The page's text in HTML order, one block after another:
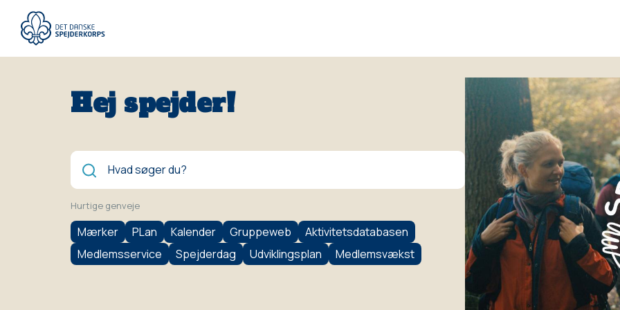
hovedindhold
Hej spejder!
Søg
Hurtige genveje
Mærker PLan Kalender Gruppeweb
Aktivitetsdatabasen
Medlemsservice
Spejderdag Udviklingsplan Medlemsvækst